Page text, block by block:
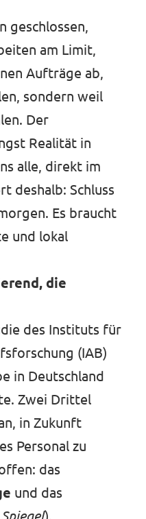
geschlossen,
am Limit,
Aufträge ab,
sondern weil
Der
Realität in
alle, direkt im
deshalb: Schluss
Es braucht
und lokal
die
des Instituts für
(IAB)
in Deutschland
Zwei Drittel
in Zukunft
Personal zu
das
und das